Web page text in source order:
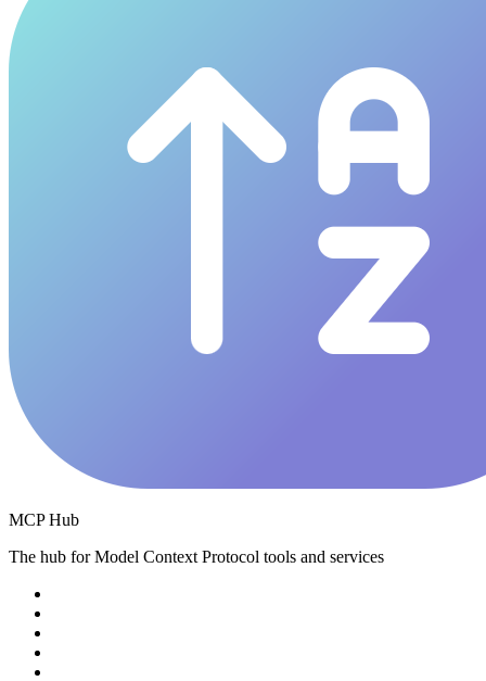
MCP Hub
The hub for Model Context Protocol tools and services